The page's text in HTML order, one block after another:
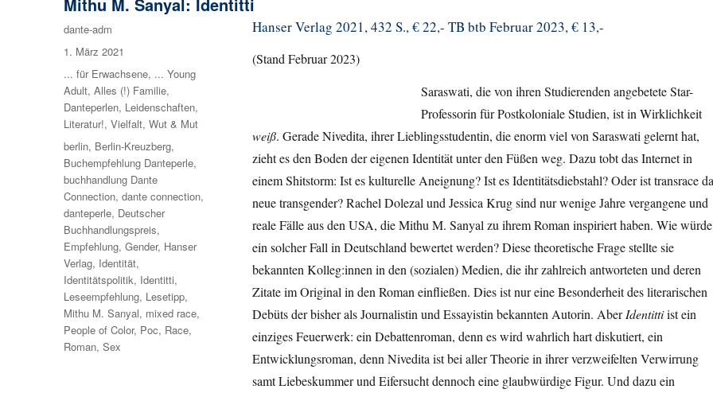
Hanser Verlag 2021, 432 S., € 22,- TB btb Februar 2023, € 13,-
(Stand Februar 2023)
Saraswati, die von ihren Studierenden angebetete Star-
Professorin für Postkoloniale Studien, ist in Wirklichkeit
weiß. Gerade Nivedita, ihrer Lieblingsstudentin, die enorm viel von Saraswati gelernt hat,
zieht es den Boden der eigenen Identität unter den Füßen weg. Dazu tobt das Internet in
einem Shitstorm: Ist es kulturelle Aneignung? Ist es Identitätsdiebstahl? Oder ist transrace
neue transgender? Rachel Dolezal und Jessica Krug sind nur wenige Jahre vergangene und
reale Fälle aus den USA, die Mithu M. Sanyal zu ihrem Roman inspiriert haben. Wie würde
ein solcher Fall in Deutschland bewertet werden? Diese theoretische Frage stellte sie
bekannten Kolleg:innen in den (sozialen) Medien, die ihr zahlreich antworteten und deren
Zitate im Original in den Roman einfließen. Dies ist nur eine Besonderheit des literarischen
Debüts der bisher als Journalistin und Essayistin bekannten Autorin. AberIdentittiist ein
einziges Feuerwerk: ein Debattenroman, denn es wird wahrlich hart diskutiert, ein
Entwicklungsroman, denn Nivedita ist bei aller Theorie in ihrer verzweifelten Verwirrung
samt Liebeskummer und Eifersucht dennoch eine glaubwürdige Figur. Und dazu ein
Autor
dante-adm
Veröffentlicht
am
1. März 2021
Kategorien
... für Erwachsene, ... Young
Adult,Alles (!) Familie,
Danteperlen, Leidenschaften,
Literatur!,Vielfalt,Wut & Mut
Schlagwörter
berlin, Berlin-Kreuzberg,
Buchempfehlung Danteperle,
buchhandlung Dante
Connection,dante connection,
danteperle, Deutscher
Buchhandlungspreis,
Empfehlung,Gender, Hanser
Verlag, Identität,
Identitätspolitik, Identitti,
Leseempfehlung, Lesetipp,
Mithu M. Sanyal, mixed race,
People of Color, Poc, Race,
Roman,Sex